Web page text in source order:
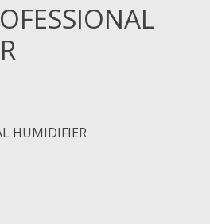
HUMIDIFIER
product is